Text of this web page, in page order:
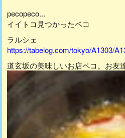
pecopeco...
イイトコ見つかったペコ
ラルシェ
https://tabelog.com/tokyo/A1303/
道玄坂の美味しいお店ペコ。お友